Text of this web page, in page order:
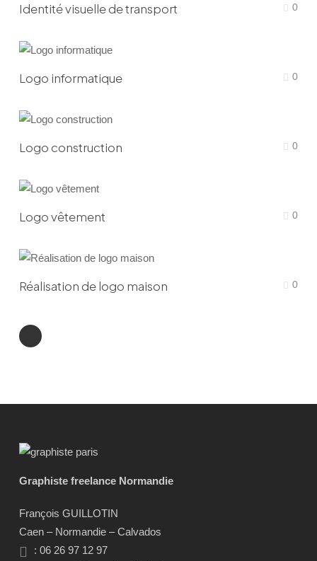
Identité visuelle de transport 0
Logo informatique 0
Logo construction 0
Logo vêtement 0
Réalisation de logo maison 0
Graphiste freelance Normandie
François GUILLOTIN
Caen – Normandie – Calvados
: 06 26 97 12 97